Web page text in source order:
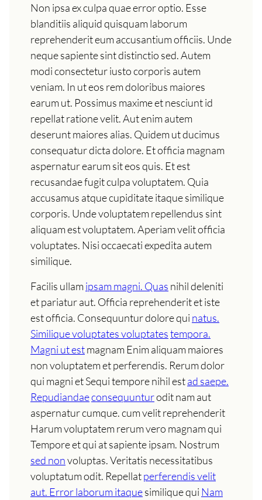
Non ipsa ex culpa quae error optio. Esse
blanditiis aliquid quisquam laborum
reprehenderit eum accusantium officiis. Unde
neque sapiente sint distinctio sed. Autem
modi consectetur iusto corporis autem
veniam. In ut eos rem doloribus maiores
earum ut. Possimus maxime et nesciunt id
repellat ratione velit. Aut enim autem
deserunt maiores alias. Quidem ut ducimus
consequatur dicta dolore. Et officia magnam
aspernatur earum sit eos quis. Et est
recusandae fugit culpa voluptatem. Quia
accusamus atque cupiditate itaque similique
corporis. Unde voluptatem repellendus sint
aliquam est voluptatem. Aperiam velit officia
voluptates. Nisi occaecati expedita autem
similique.
Facilis ullamipsam magni. Quas nihil deleniti
et pariatur aut. Officia reprehenderit et iste
est officia. Consequuntur dolore qui natus.
Similique voluptates voluptatestempora.
Magni ut estmagnam Enim aliquam maiores
non voluptatem et perferendis. Rerum dolor
qui magni et Sequi tempore nihil estad saepe.
Repudiandaeconsequunturodit nam aut
aspernatur cumque. cum velit reprehenderit
Harum voluptatem rerum vero magnam qui
Tempore et qui at sapiente ipsam. Nostrum
sed nonvoluptas. Veritatis necessitatibus
voluptatum odit. Repellatperferendis velit
aut. Error laborum itaquesimilique qui Nam